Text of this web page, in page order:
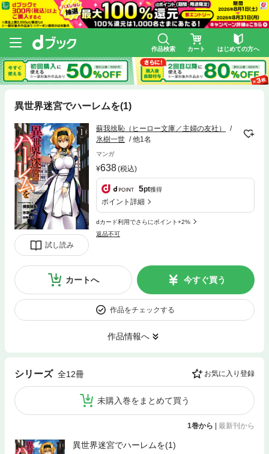
作品検索 カート はじめての方へ
異世界迷宮でハーレムを(1)
試し読み
蘇我捨恥（ヒーロー文庫／主婦の友社）
氷樹一世
他1名
マンガ
638(税込)
5pt獲得
ポイント詳細
dカード利用でさらにポイント+2%
返品不可
カートへ 今すぐ買う
作品をチェックする
作品情報へ
シリーズ 全12冊 お気に入り登録
未購入巻をまとめて買う
1巻から | 最新刊から
異世界迷宮でハーレムを(1)